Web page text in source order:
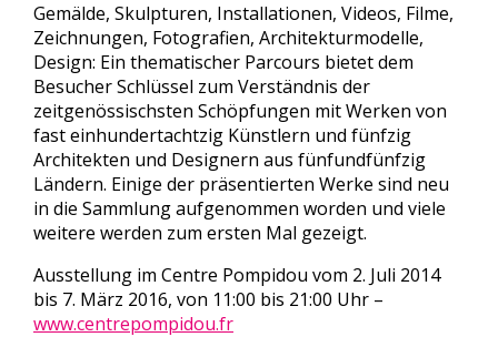
Gemälde, Skulpturen, Installationen, Videos, Filme,
Zeichnungen, Fotografien, Architekturmodelle,
Design: Ein thematischer Parcours bietet dem
Besucher Schlüssel zum Verständnis der
zeitgenössischsten Schöpfungen mit Werken von
fast einhundertachtzig Künstlern und fünfzig
Architekten und Designern aus fünfundfünfzig
Ländern. Einige der präsentierten Werke sind neu
in die Sammlung aufgenommen worden und viele
weitere werden zum ersten Mal gezeigt.
Ausstellung im Centre Pompidou vom 2. Juli 2014
bis 7. März 2016, von 11:00 bis 21:00 Uhr –
www.centrepompidou.fr